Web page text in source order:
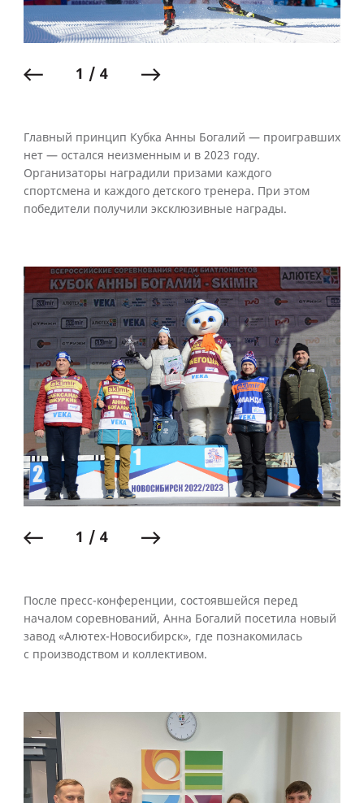
1 / 4
Главный принцип Кубка Анны Богалий — проигравших
нет — остался неизменным и в 2023 году.
Организаторы наградили призами каждого
спортсмена и каждого детского тренера. При этом
победители получили эксклюзивные награды.
1 / 4
После пресс-конференции, состоявшейся перед
началом соревнований, Анна Богалий посетила новый
завод «Алютех-Новосибирск», где познакомилась
с производством и коллективом.